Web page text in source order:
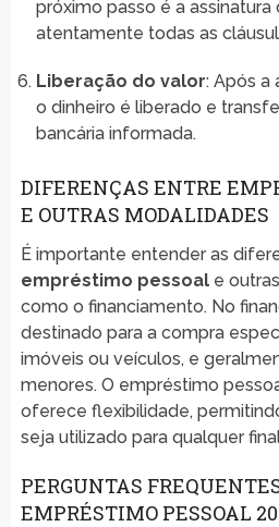
próximo passo é a
atentamente todas as
Liberação do valor: Após a
o dinheiro é liberado e
bancária informada.
DIFERENÇAS ENTRE
E OUTRAS MODALIDADES
É importante entender as
empréstimo pessoale
como o financiamento. No
destinado para a compra
imóveis ou veículos, e
menores. O empréstimo
oferece flexibilidade,
seja utilizado para qualquer
PERGUNTAS
EMPRÉSTIMO PESSOAL